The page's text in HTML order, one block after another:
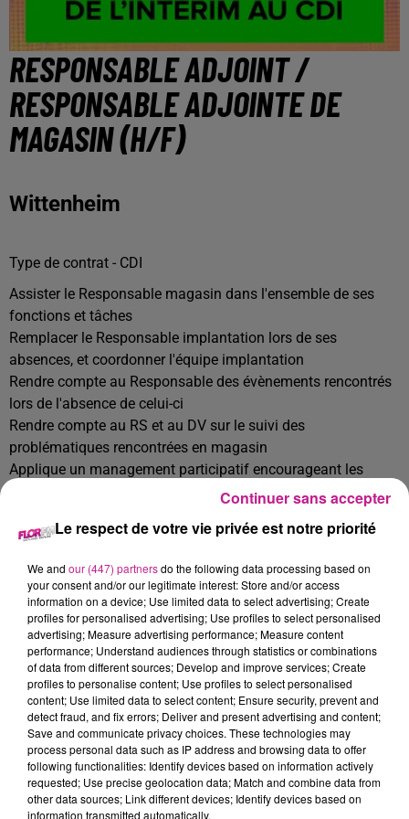
RESPONSABLE ADJOINT /
RESPONSABLE ADJOINTE DE
MAGASIN (H/F)
Wittenheim
Type de contrat - CDI
Assister le Responsable magasin dans l'ensemble de ses
fonctions et tâches
Remplacer le Responsable implantation lors de ses
absences, et coordonner l'équipe implantation
Rendre compte au Responsable des évènements rencontrés
lors de l'absence de celui-ci
Rendre compte au RS et au DV sur le suivi des
problématiques rencontrées en magasin
Applique un management participatif encourageant les
propositions et initiatives de ses collaborateurs, qu'il utilisera
Missions principales du poste:
Participer et conseiller le Responsable magasin la formation
de l'équipe magasin
Fixer les tâches de chacun, établir les plannings
hebdomadaires, en l'absence du directeur du magasin
Garantir le respect des normes d'hygiène et de sécurité dans
son point de vente (personnel et clients) en l'absence du
Responsable implantation
Garantir la conformité du magasin aux contraintes
réglementaires en vigueur
Veiller au respect de la confidentialité
Principales liaisons internes/externes
Le respect de votre vie privée est notre priorité
We and our (447) partnersdo the following data processing based on
your consent and/or our legitimate interest: Store and/or access
information on a device; Use limited data to select advertising; Create
profiles for personalised advertising; Use profiles to select personalised
advertising; Measure advertising performance; Measure content
performance; Understand audiences through statistics or combinations
of data from different sources; Develop and improve services; Create
profiles to personalise content; Use profiles to select personalised
content; Use limited data to select content; Ensure security, prevent and
detect fraud, and fix errors; Deliver and present advertising and content;
Save and communicate privacy choices. These technologies may
process personal data such as IP address and browsing data to offer
following functionalities: Identify devices based on information actively
requested; Use precise geolocation data; Match and combine data from
other data sources; Link different devices; Identify devices based on
information transmitted automatically.
Continuer sans accepter